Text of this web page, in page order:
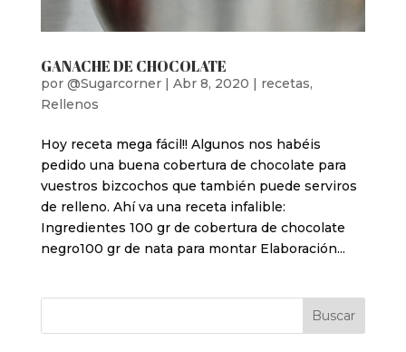
GANACHE DE CHOCOLATE
por @Sugarcorner| Abr 8, 2020 | recetas,
Rellenos
Hoy receta mega fácil!! Algunos nos habéis
pedido una buena cobertura de chocolate para
vuestros bizcochos que también puede serviros
de relleno. Ahí va una receta infalible:
Ingredientes 100 gr de cobertura de chocolate
negro100 gr de nata para montar Elaboración...